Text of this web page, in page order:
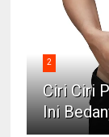
2
Ciri Ciri
Ini